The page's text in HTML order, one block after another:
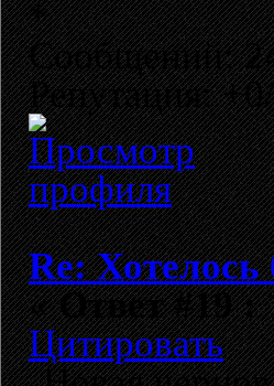
Сообщений:
Репутация:
Re:
«Ответ #19 :
Цитировать